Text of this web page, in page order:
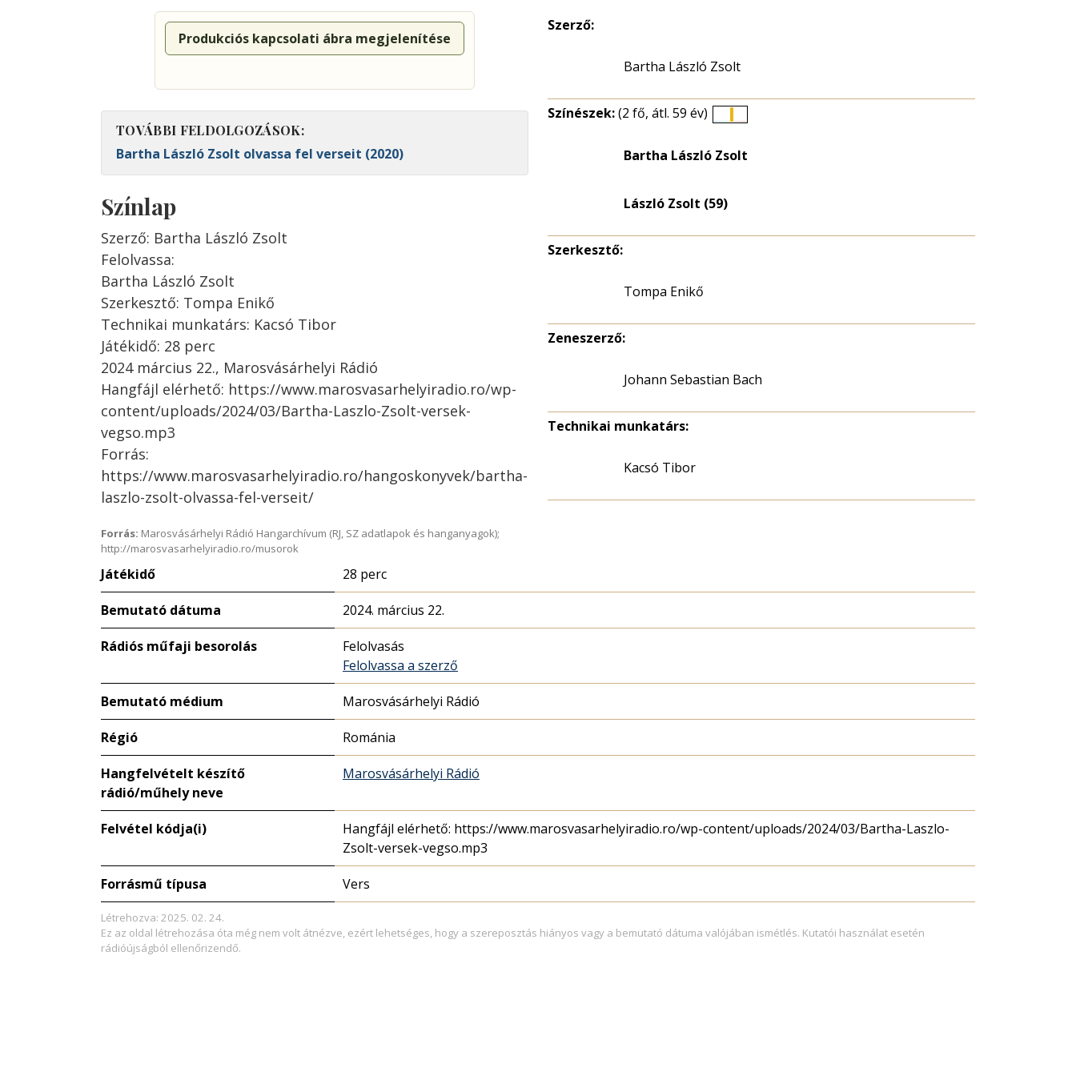
Produkciós kapcsolati ábra megjelenítése
TOVÁBBI FELDOLGOZÁSOK:
Bartha László Zsolt olvassa fel verseit (2020)
Színlap
Szerző: Bartha László Zsolt
Felolvassa:
Bartha László Zsolt
Szerkesztő: Tompa Enikő
Technikai munkatárs: Kacsó Tibor
Játékidő: 28 perc
2024 március 22., Marosvásárhelyi Rádió
Hangfájl elérhető: https://www.marosvasarhelyiradio.ro/wp-
content/uploads/2024/03/Bartha-Laszlo-Zsolt-versek-
vegso.mp3
Forrás:
https://www.marosvasarhelyiradio.ro/hangoskonyvek/bartha-
laszlo-zsolt-olvassa-fel-verseit/
Forrás: Marosvásárhelyi Rádió Hangarchívum (RJ, SZ adatlapok és hanganyagok);
http://marosvasarhelyiradio.ro/musorok
Szerző:
Bartha László Zsolt
Színészek:(2 fő, átl. 59 év)
eloszlás
Bartha László Zsolt
László Zsolt (59)
Szerkesztő:
Tompa Enikő
Zeneszerző:
Johann Sebastian Bach
Technikai munkatárs:
Kacsó Tibor
Játékidő 28 perc
Bemutató dátuma 2024. március 22.
Rádiós műfaji besorolás
Felolvasás
Felolvassa a szerző
Bemutató médium Marosvásárhelyi Rádió
Régió Románia
Hangfelvételt készítő
rádió/műhely neve
Marosvásárhelyi Rádió
Felvétel kódja(i)
Hangfájl elérhető: https://www.marosvasarhelyiradio.ro/wp-content/uploads/2024/03/Bartha-Laszlo-
Zsolt-versek-vegso.mp3
Forrásmű típusa Vers
Létrehozva: 2025. 02. 24.
Ez az oldal létrehozása óta még nem volt átnézve, ezért lehetséges, hogy a szereposztás hiányos vagy a bemutató dátuma valójában ismétlés. Kutatói használat esetén
rádióújságból ellenőrizendő.